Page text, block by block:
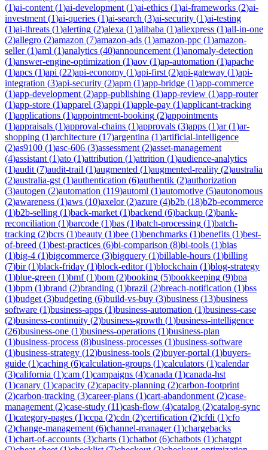
(1)ai-content (1)ai-development (1)ai-ethics (1)ai-frameworks (2)ai-
investment (1)ai-queries (1)ai-search (3)ai-security (1)ai-testing
(1)ai-threats (1)alerting (2)alexa (1)alibaba (1)aliexpress (1)all-in-one
(2)allegro (2)amazon (7)amazon-ads (1)amazon-ppc (1)amazon-
seller(1)aml (1)analytics (40)announcement (1)anomaly-detection
(1)answer-engine-optimization (1)aov (1)ap-automation (1)apache
(1)apcs (1)api (22)api-economy (1)api-first (2)api-gateway (1)api-
integration (3)api-security (2)apm (1)app-bridge (1)app-commerce
(1)app-development (2)app-publishing (1)app-review (1)app-router
(1)app-store (1)apparel (3)appi (1)apple-pay (1)applicant-tracking
(1)applications (1)appointment-booking (2)appointments
(1)appraisals (1)approval-chains (1)approvals (3)apps (1)ar(1)ar-
shopping (1)architecture (17)argentina (1)artificial-intelligence
(2)as9100 (1)asc-606 (3)assessment (2)asset-management
(4)assistant (1)ato (1)attribution (1)attrition (1)audience-analytics
(1)audit (7)audit-trail (1)augmented (1)augmented-reality (2)australia
(2)australia-gst (1)authentication (6)authentik (2)authorization
(3)autogen (2)automation (119)automl (1)automotive (5)autonomous
(2)awareness (1)aws (10)axelor(2)azure (4)b2b (18)b2b-ecommerce
(1)b2b-selling (1)back-market (1)backend (6)backup (2)bank-
reconciliation (1)barcode (1)bas (1)batch-processing (1)batch-
tracking (2)bcrs (1)beauty (1)bee (1)benchmarks (1)benefits (1)best-
of-breed (1)best-practices (6)bi-comparison (8)bi-tools (1)bias
(1)big-4 (1)bigcommerce (3)bigquery (1)billable-hours (1)billing
(7)bir(1)black-friday (1)block-editor(1)blockchain (1)blog-strategy
(1)blue-green (1)bmf(1)bom (2)booking (5)bookkeeping (9)bpa
(1)bpm (1)brand (2)branding (1)brazil (2)breach-notification (1)bss
(1)budget (3)budgeting (6)build-vs-buy (3)business (13)business
software (1)business-apps (1)business-automation (1)business-case
(2)business-continuity (2)business-growth (1)business-intelligence
(26)business-one (1)business-operations (1)business-plan
(1)business-process (8)business-processes (1)business-software
(1)business-strategy (12)business-tools (2)buyer-portal (1)buyers-
guide (1)caching (6)calculation-groups (1)calculators (1)calendar
(3)california (1)cam (1)campaigns (4)canada (1)canada-hst
(1)canary (1)capacity (2)capacity-planning (2)carbon-footprint
(2)carbon-tracking (3)career-plans (1)cart-abandonment (2)case-
management (2)case-study (11)cash-flow (4)catalog (2)catalog-sync
(1)category-pages (1)ccpa (2)cdn (2)certification (2)cfdi (1)cfo
(2)change-management (6)channel-manager(1)chargebacks
(1)chart-of-accounts (3)charts (1)chatbot (6)chatbots (1)chatgpt